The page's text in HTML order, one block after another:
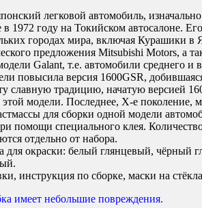
легковой автомобиль,
в 1972 году на Токийском автосалоне.
городах мира, включая Курашики
предложения Mitsubishi Motors, а
Galant, т.е. автомобили среднего и
повысила версия 1600GSR,
славную традицию, начатую версией
модели. Последнее, X-е поколение,
для сборки одной модели
помощи специального клея.
отдельно от набора.
для окраски: белый глянцевый,
инструкция по сборке, маски на
имеет небольшие повреждения.